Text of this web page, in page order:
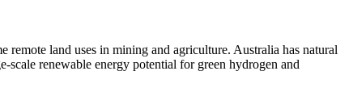
remote land uses in mining and agriculture. Australia has natural
scale renewable energy potential for green hydrogen and